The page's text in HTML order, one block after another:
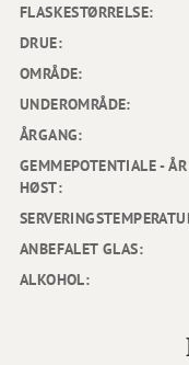
FLASKESTØRRELSE:
DRUE:
OMRÅDE:
UNDEROMRÅDE:
ÅRGANG:
GEMMEPOTENTIALE - ÅR
HØST:
ANBEFALET GLAS:
ALKOHOL: